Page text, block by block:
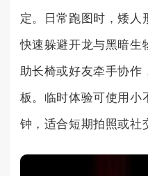
定。日常跑图时，矮人
快速躲避开龙与黑暗生
助长椅或好友牵手协作
板。临时体验可使用小
钟，适合短期拍照或社